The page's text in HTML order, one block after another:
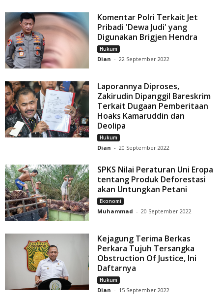
Komentar Polri Terkait Jet
Pribadi 'Dewa Judi' yang
Digunakan Brigjen Hendra
Hukum
Dian - 22 September 2022
Laporannya Diproses,
Zakirudin Dipanggil Bareskrim
Terkait Dugaan Pemberitaan
Hoaks Kamaruddin dan
Deolipa
Hukum
Dian - 20 September 2022
SPKS Nilai Peraturan Uni Eropa
tentang Produk Deforestasi
akan Untungkan Petani
Ekonomi
Muhammad - 20 September 2022
Kejagung Terima Berkas
Perkara Tujuh Tersangka
Obstruction Of Justice, Ini
Daftarnya
Hukum
Dian - 15 September 2022